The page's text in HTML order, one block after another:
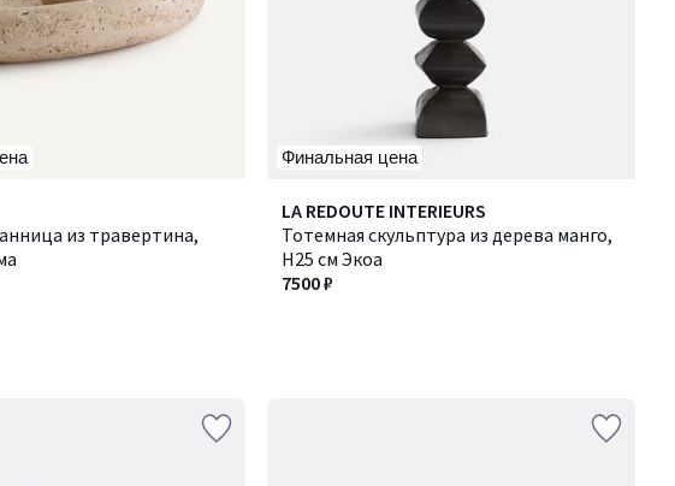
из травертина,
Финальная цена
LA REDOUTE INTERIEURS
Тотемная скульптура из дерева манго,
H25 см Экоа
7500 ₽